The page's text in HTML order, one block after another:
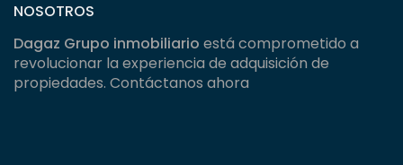
NOSOTROS
Dagaz Grupo inmobiliario está comprometido a
revolucionar la experiencia de adquisición de
propiedades. Contáctanos ahora